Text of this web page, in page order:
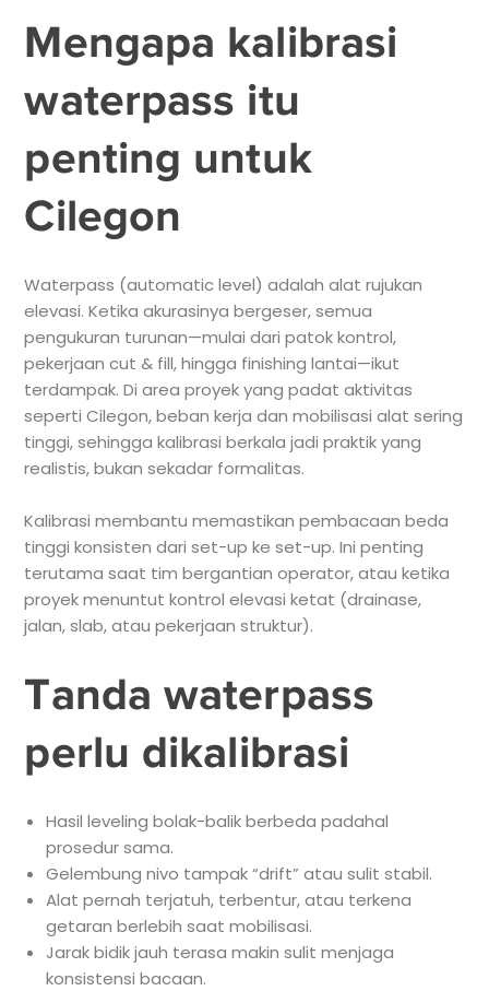
Mengapa kalibrasi
waterpass itu
penting untuk
Cilegon
Waterpass (automatic level) adalah alat rujukan
elevasi. Ketika akurasinya bergeser, semua
pengukuran turunan—mulai dari patok kontrol,
pekerjaan cut & fill, hingga finishing lantai—ikut
terdampak. Di area proyek yang padat aktivitas
seperti Cilegon, beban kerja dan mobilisasi alat sering
tinggi, sehingga kalibrasi berkala jadi praktik yang
realistis, bukan sekadar formalitas.
Kalibrasi membantu memastikan pembacaan beda
tinggi konsisten dari set-up ke set-up. Ini penting
terutama saat tim bergantian operator, atau ketika
proyek menuntut kontrol elevasi ketat (drainase,
jalan, slab, atau pekerjaan struktur).
Tanda waterpass
perlu dikalibrasi
Hasil leveling bolak-balik berbeda padahal
prosedur sama.
Gelembung nivo tampak “drift” atau sulit stabil.
Alat pernah terjatuh, terbentur, atau terkena
getaran berlebih saat mobilisasi.
Jarak bidik jauh terasa makin sulit menjaga
konsistensi bacaan.